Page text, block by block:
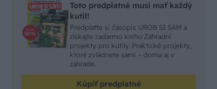
Toto predplatné musí mať každý
kutil!
Predplaťte si časopis UROB SI SÁM a
získajte zadarmo knihu Záhradní
projekty pro kutily. Praktické projekty,
ktoré zvládnete sami – doma aj v
záhrade.
Kúpiť predplatné